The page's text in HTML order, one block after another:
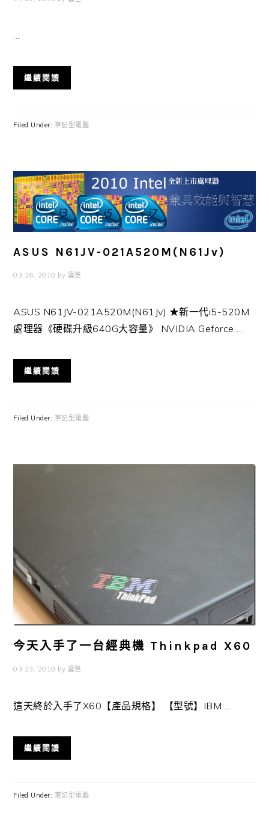
...
繼續閱讀
Filed Under: 筆記型電腦
ASUS N61JV-021A520M(N61Jv)
03 26, 2010 by 雲爸
ASUS N61JV-021A520M(N61Jv) ★新一代i5-520M
處理器《硬碟升級640G大容量》 NVIDIA Geforce ...
繼續閱讀
Filed Under: 筆記型電腦
今天入手了一台經典機 Thinkpad X60
03 23, 2010 by 雲爸
這天終於入手了X60【產品規格】 【型號】IBM ...
繼續閱讀
Filed Under: 筆記型電腦